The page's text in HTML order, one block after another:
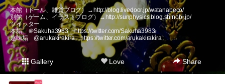
本館（ドール、雑貨ブログ）→ http://blog.livedoor.jp/watanabeco/
別館（ゲーム、イラストブログ）→ http://sunphysics.blog.shinobi.jp/
ツイッター
本垢 ＠Sakuha3983https://twitter.com/Sakuha3983
趣味垢 @arukakirakirahttps://twitter.com/arukakirakira
Gallery Love Share